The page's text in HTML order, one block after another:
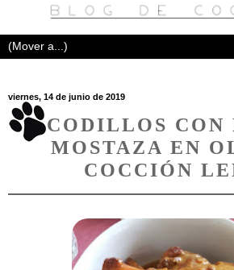
viernes, 14 de junio de 2019
CODILLOS CON
MOSTAZA EN
COCCIÓN